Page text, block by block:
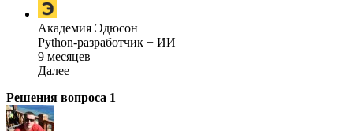
Академия Эдюсон
Python-разработчик + ИИ
9 месяцев
Далее
Решения вопроса 1